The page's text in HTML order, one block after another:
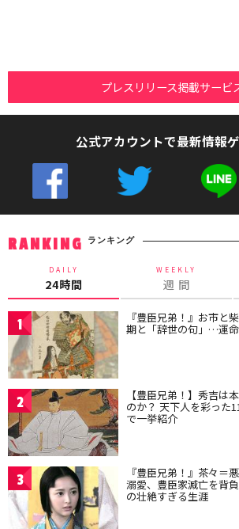
プレスリリース掲載サービ
公式アカウントで最新情報
RANKING ランキング
DAILY
24時間
WEEKLY
週 間
1 『豊臣兄弟！』お市と
期と「辞世の句」…運
2 【豊臣兄弟！】秀吉は
のか？ 天下人を彩った
で一挙紹介
3 『豊臣兄弟！』茶々＝
溺愛、豊臣家滅亡を背
の壮絶すぎる生涯